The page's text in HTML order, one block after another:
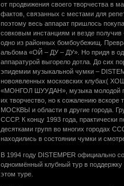
от продвижения своего творчества в
фактов, связанных с местами для
поэтому весь аппарат пришлось
совковым инстанциям и везде
одно из районных бомбоубежищ.
альбома «ОЙ – ДУ – ДУ». Но придя в
аппаратурой выгорело дотла. До сих
эпидемии музыкальной чумки –
новоявленных московских клубах(
«МОНГОЛ ШУУДАН», музыка молодой
их творчество, но к сожалению вскоре
МОСКВЫ и области в другие города.
СССР. К концу 1993 года, практически
десятками групп во многих городах
находились в состоянии чумки и
В 1994 году DISTEMPER официально
одноимённый клубный тур в
этом туре.